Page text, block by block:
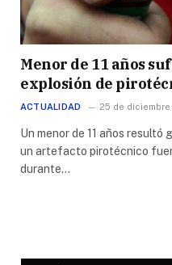
Menor de 11 años
explosión de
ACTUALIDAD 25 de
Un menor de 11 años
un artefacto pirotécnico
durante…